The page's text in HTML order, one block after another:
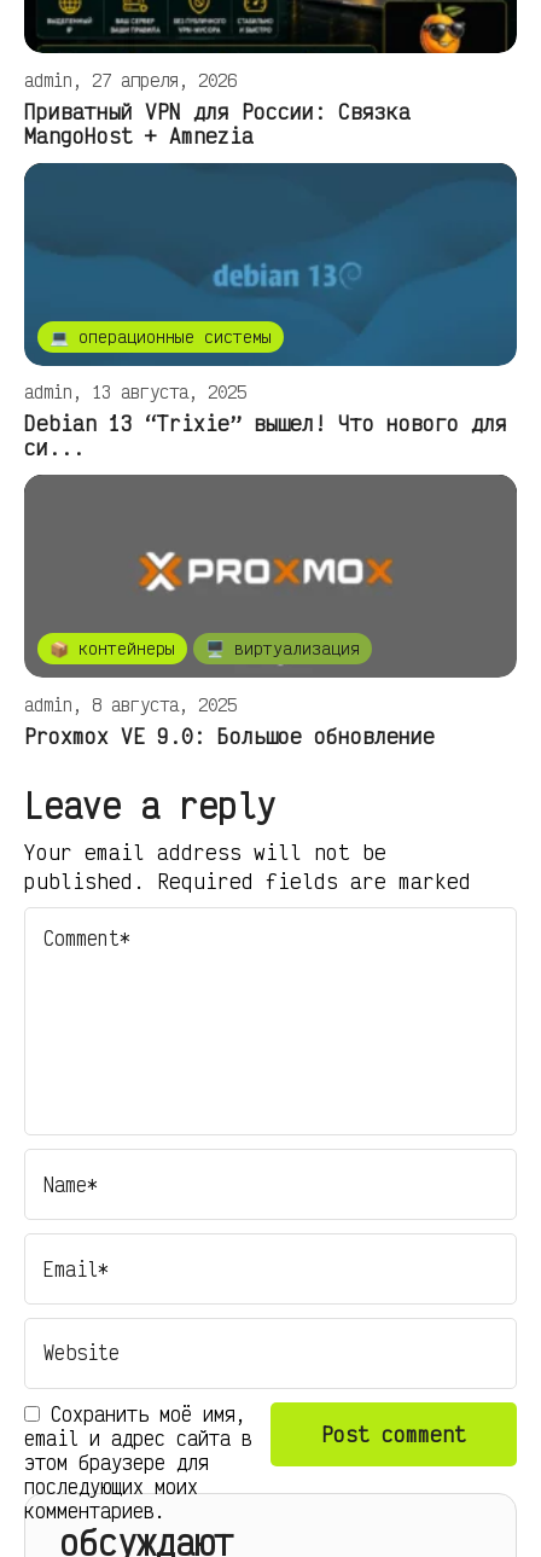
admin, 27 апреля, 2026
Приватный VPN для России: Связка
MangoHost + Amnezia
💻 операционные системы
admin, 13 августа, 2025
Debian 13 “Trixie” вышел! Что нового для
си...
📦 контейнеры 🖥️ виртуализация
admin, 8 августа, 2025
Proxmox VE 9.0: Большое обновление
Leave a reply
Your email address will not be
published. Required fields are marked
Сохранить моё имя,
email и адрес сайта в
этом браузере для
последующих моих
комментариев.
обсуждают